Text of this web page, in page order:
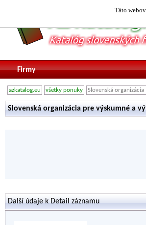
Táto
Firmy
azkatalog.eu všetky ponuky Slovenská
Slovenská organizácia pre výskumné a
Další údaje k Detail záznamu